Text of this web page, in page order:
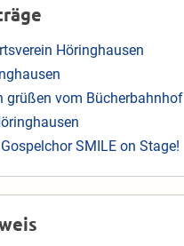
Höringhausen
grüßen vom Bücherbahnhof
SMILE on Stage!